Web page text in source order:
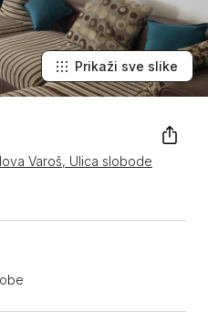
Varoš, Ulica slobode
Prikaži sve slike